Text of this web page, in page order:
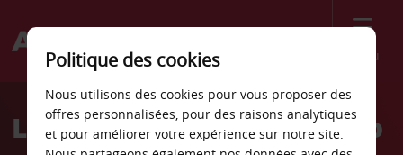
Menu
Welcome
AvisLocation de voiture Reggio
Politique des cookies
Nous utilisons des cookies pour vous proposer des
offres personnalisées, pour des raisons analytiques
et pour améliorer votre expérience sur notre site.